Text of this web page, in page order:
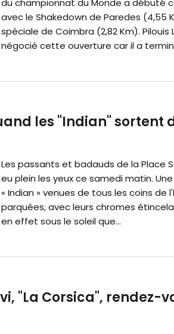
du championnat du Monde a débuté
avec le Shakedown de Paredes (4,55
spéciale de Coimbra (2,82 Km). Pilouis
négocié cette ouverture car il a
les "Indian" sortent
Les passants et badauds de la Place
eu plein les yeux ce samedi matin.
« Indian » venues de tous les coins de
parquées, avec leurs chromes
en effet sous le soleil que...
"La Corsica", rendez-